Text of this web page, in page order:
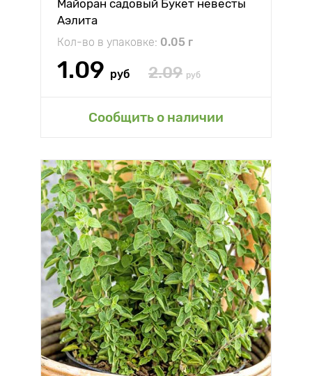
Майоран садовый Букет невесты
Аэлита
Кол-во в упаковке: 0.05 г
1.09 руб 2.09 руб
Сообщить о наличии